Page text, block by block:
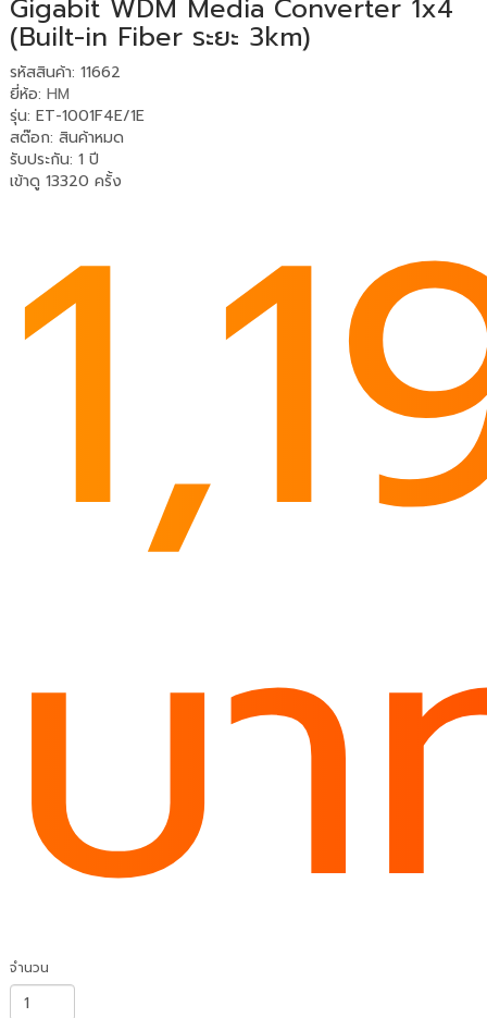
Gigabit WDM Media Converter 1x4
(Built-in Fiber ระยะ 3km)
รหัสสินค้า: 11662
ยี่ห้อ: HM
รุ่น: ET-1001F4E/1E
สต๊อก: สินค้าหมด
รับประกัน: 1 ปี
เข้าดู 13320 ครั้ง
บ
จำนวน